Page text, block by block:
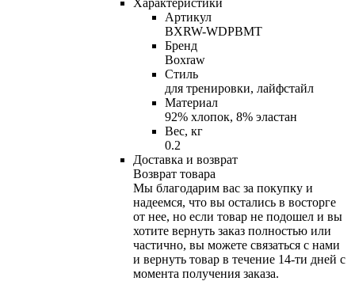
Артикул
BXRW-WDPBMT
Бренд
Boxraw
Стиль
для тренировки, лайфстайл
Материал
92% хлопок, 8% эластан
Вес, кг
0.2
Доставка и возврат
Возврат товара
Мы благодарим вас за покупку и
надеемся, что вы остались в восторге
от нее, но если товар не подошел и вы
хотите вернуть заказ полностью или
частично, вы можете связаться с нами
и вернуть товар в течение 14-ти дней с
момента получения заказа.